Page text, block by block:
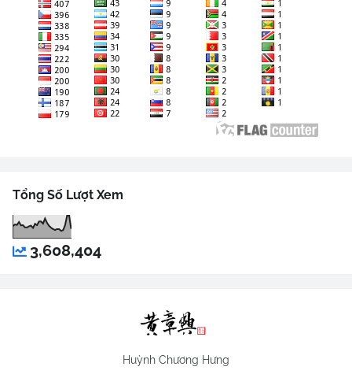
Tổng Số Lượt Xem
3,608,404
Huỳnh Chương Hưng